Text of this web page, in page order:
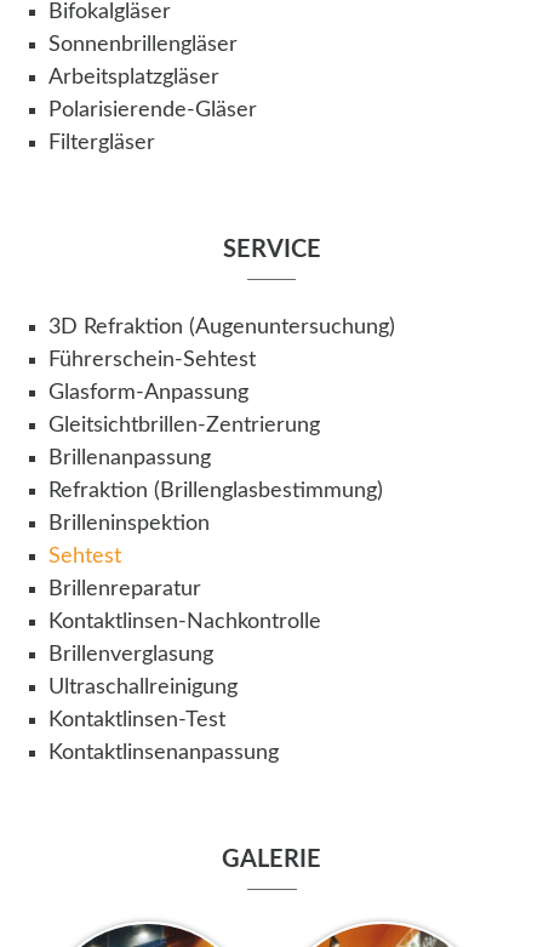
Bifokalgläser
Sonnenbrillengläser
Arbeitsplatzgläser
Polarisierende-Gläser
Filtergläser
SERVICE
3D Refraktion (Augenuntersuchung)
Führerschein-Sehtest
Glasform-Anpassung
Gleitsichtbrillen-Zentrierung
Brillenanpassung
Refraktion (Brillenglasbestimmung)
Brilleninspektion
Sehtest
Brillenreparatur
Kontaktlinsen-Nachkontrolle
Brillenverglasung
Ultraschallreinigung
Kontaktlinsen-Test
Kontaktlinsenanpassung
GALERIE